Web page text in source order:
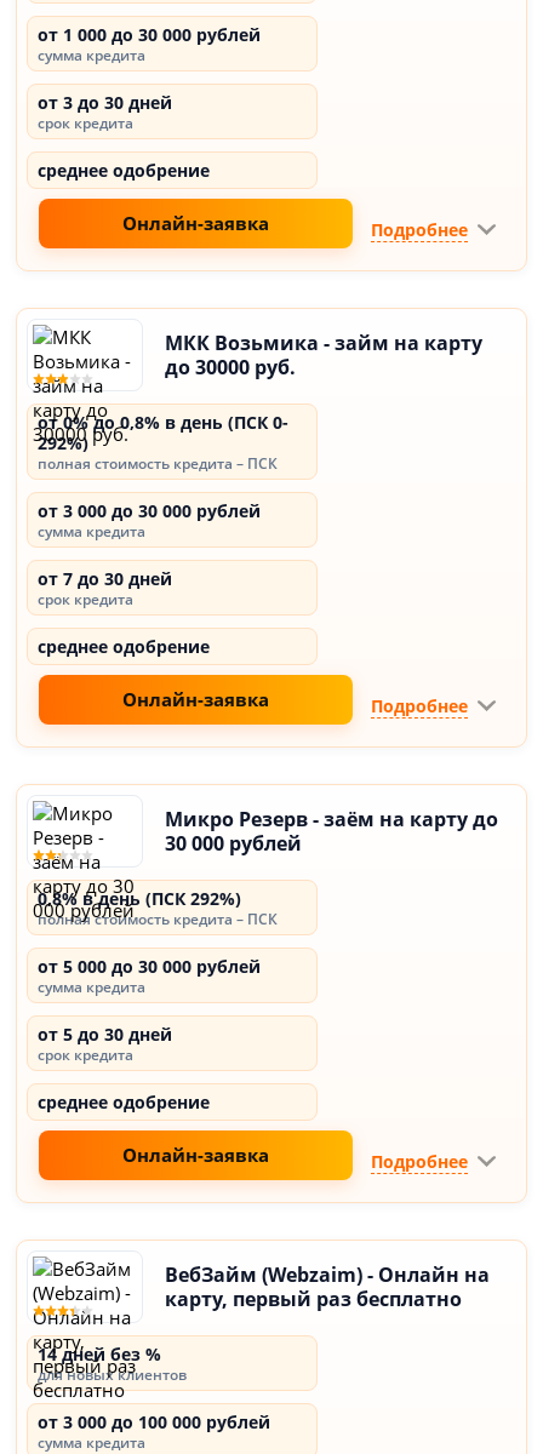
от 1 000 до 30 000 рублей
сумма кредита
от 3 до 30 дней
срок кредита
среднее одобрение
Онлайн-заявка Подробнее
МКК Возьмика - займ на карту
до 30000 руб.
от 0% до 0,8% в день (ПСК 0-
292%)
полная стоимость кредита – ПСК
от 3 000 до 30 000 рублей
сумма кредита
от 7 до 30 дней
срок кредита
среднее одобрение
Онлайн-заявка Подробнее
Микро Резерв - заём на карту до
30 000 рублей
0,8% в день (ПСК 292%)
полная стоимость кредита – ПСК
от 5 000 до 30 000 рублей
сумма кредита
от 5 до 30 дней
срок кредита
среднее одобрение
Онлайн-заявка Подробнее
ВебЗайм (Webzaim) - Онлайн на
карту, первый раз бесплатно
14 дней без %
для новых клиентов
от 3 000 до 100 000 рублей
сумма кредита